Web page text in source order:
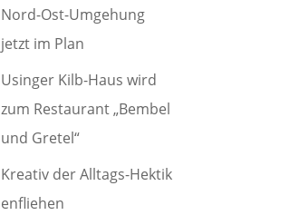
Nord-Ost-Umgehung
jetzt im Plan
Usinger Kilb-Haus wird
zum Restaurant „Bembel
und Gretel“
Kreativ der Alltags-Hektik
enfliehen